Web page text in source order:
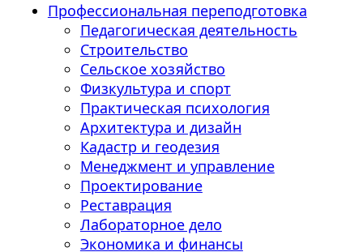
Профессиональная переподготовка
Педагогическая деятельность
Строительство
Сельское хозяйство
Физкультура и спорт
Практическая психология
Архитектура и дизайн
Кадастр и геодезия
Менеджмент и управление
Проектирование
Реставрация
Лабораторное дело
Экономика и финансы